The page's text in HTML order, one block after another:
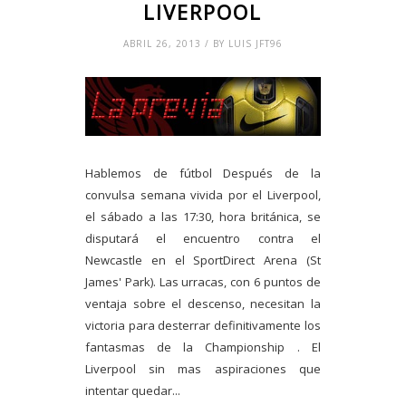
LIVERPOOL
ABRIL 26, 2013 / BY LUIS JFT96
Hablemos de fútbol Después de la
convulsa semana vivida por el Liverpool,
el sábado a las 17:30, hora británica, se
disputará el encuentro contra el
Newcastle en el SportDirect Arena (St
James' Park). Las urracas, con 6 puntos de
ventaja sobre el descenso, necesitan la
victoria para desterrar definitivamente los
fantasmas de la Championship . El
Liverpool sin mas aspiraciones que
intentar quedar...